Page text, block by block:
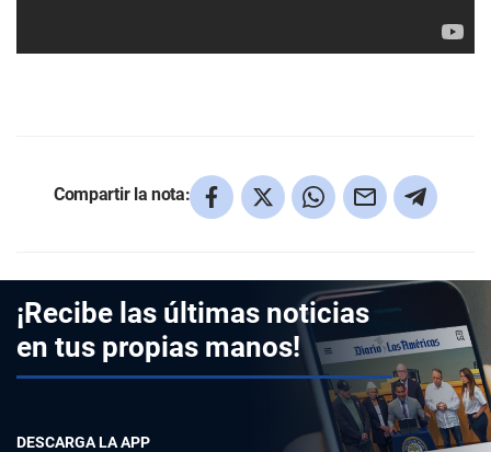
Compartir la nota:
¡Recibe las últimas noticias
en tus propias manos!
DESCARGA LA APP